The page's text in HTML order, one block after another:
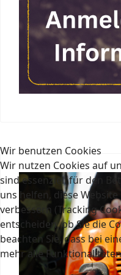
Wir benutzen Cookies
Wir nutzen Cookies auf
sind essenziell für den
uns helfen, diese
verbessern (Tracking
entscheiden, ob Sie die
beachten Sie, dass bei
mehr alle